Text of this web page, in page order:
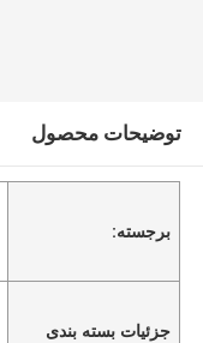
توضیحات محصول
برجسته:
جزئیات بسته بندی